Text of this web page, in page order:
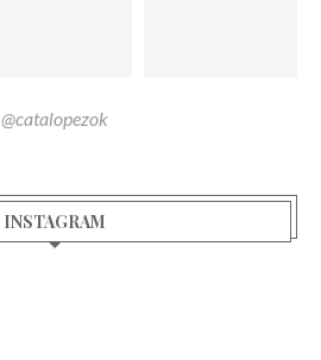
@catalopezok
INSTAGRAM